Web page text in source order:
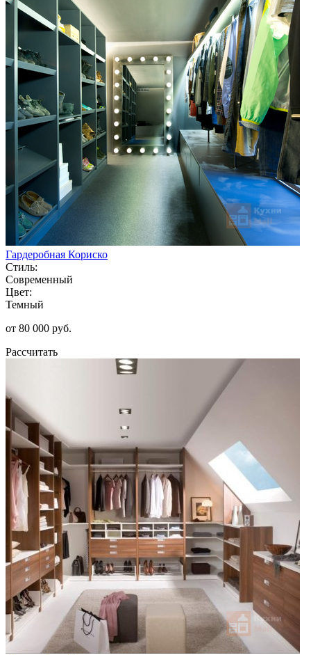
Гардеробная Кориско
Стиль:
Современный
Цвет:
Темный
от 80 000 руб.
Рассчитать